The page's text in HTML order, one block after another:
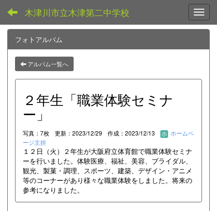
木津川市立木津第二中学校
フォトアルバム
アルバム一覧へ
２年生「職業体験セミナ
ー」
写真：7枚 更新：2023/12/29 作成：2023/12/13
ホームペ
ージ主担
１２日（火）２年生が大阪府立体育館で職業体験セミナ
ーを行いました。体験医療、福祉、美容、ブライダル、
観光、製菓・調理、スポーツ、建築、デザイン・アニメ
等のコーナーがあり様々な職業体験をしました。将来の
参考になりました。